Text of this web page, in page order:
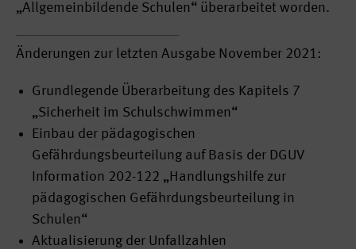
„Allgemeinbildende Schulen“ überarbeitet worden.
Änderungen zur letzten Ausgabe November 2021:
Grundlegende Überarbeitung des Kapitels 7
„Sicherheit im Schulschwimmen“
Einbau der pädagogischen
Gefährdungsbeurteilung auf Basis der DGUV
Information 202-122 „Handlungshilfe zur
pädagogischen Gefährdungsbeurteilung in
Schulen“
Aktualisierung der Unfallzahlen